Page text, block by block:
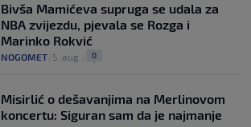
Bivša Mamićeva supruga se udala za
NBA zvijezdu, pjevala se Rozga i
Marinko Rokvić
NOGOMET 5. aug. 0
Misirlić o dešavanjima na Merlinovom
koncertu: Siguran sam da je najmanje